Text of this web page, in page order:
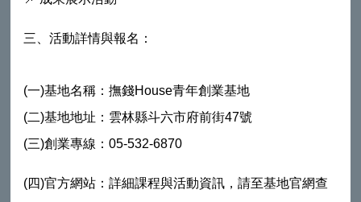
三、活動詳情與報名：
(一)基地名稱：撫錢House青年創業基地
(二)基地地址：雲林縣斗六市府前街47號
(三)創業專線：05-532-6870
(四)官方網站：詳細課程與活動資訊，請至基地官網查